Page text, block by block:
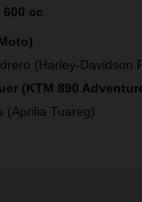
600 cc
(Harley-Davidson
(KTM 890
(Aprilia Tuareg)